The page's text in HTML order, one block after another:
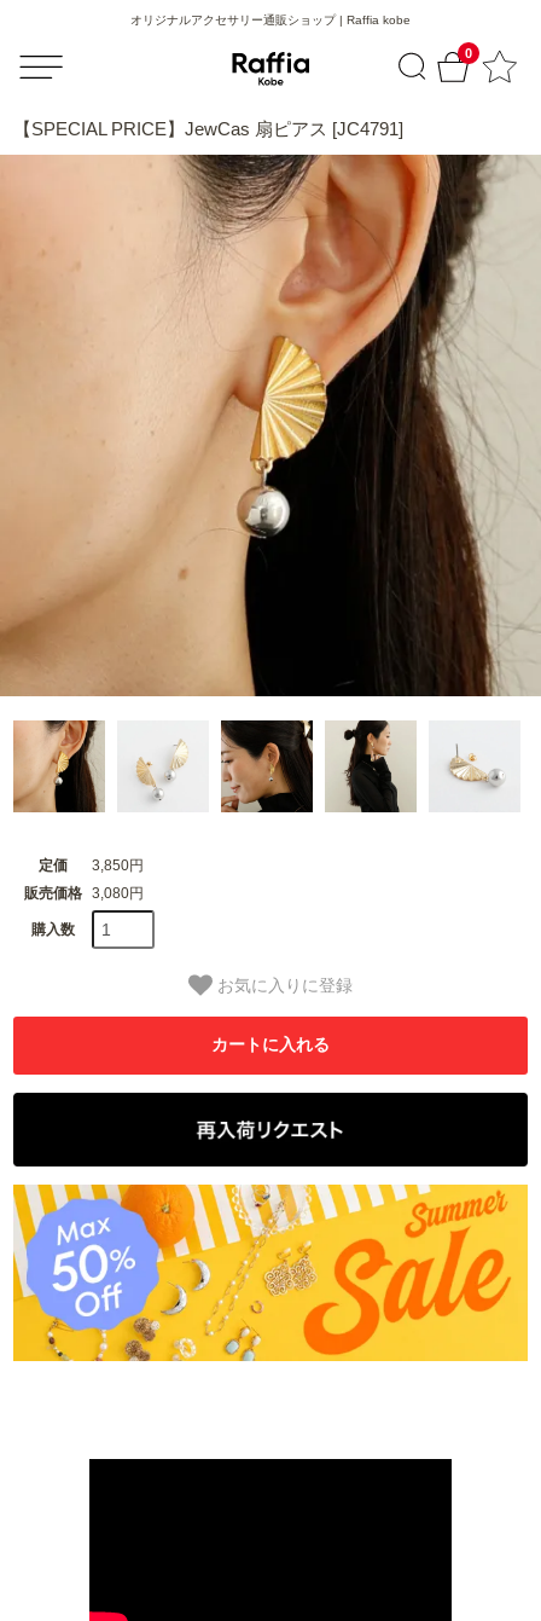
0
オリジナルアクセサリー通販ショップ | Raffia kobe
【SPECIAL PRICE】JewCas 扇ピアス [JC4791]
定価
3,850円
販売価格
3,080円
購入数
お気に入りに登録